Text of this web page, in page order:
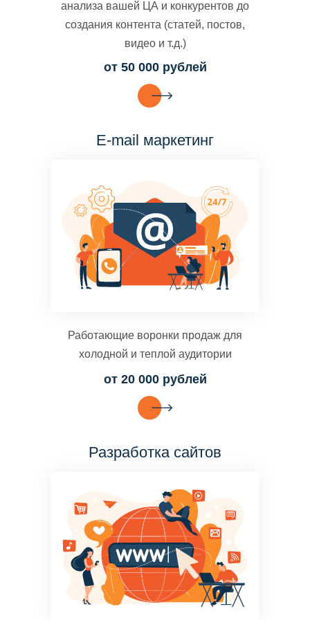
анализа вашей ЦА и конкурентов до
создания контента (статей, постов,
видео и т.д.)
от 50 000 рублей
E-mail маркетинг
Работающие воронки продаж для
холодной и теплой аудитории
от 20 000 рублей
Разработка сайтов